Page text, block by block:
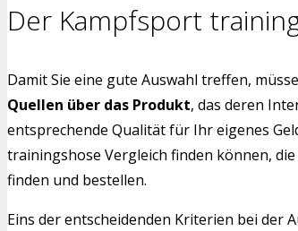
Der Kampfsport
Damit Sie eine gute Auswahl treffen,
Quellen über das Produkt, das deren
entsprechende Qualität für Ihr eigenes
trainingshose Vergleich finden können,
finden und bestellen.
Eins der entscheidenden Kriterien bei der